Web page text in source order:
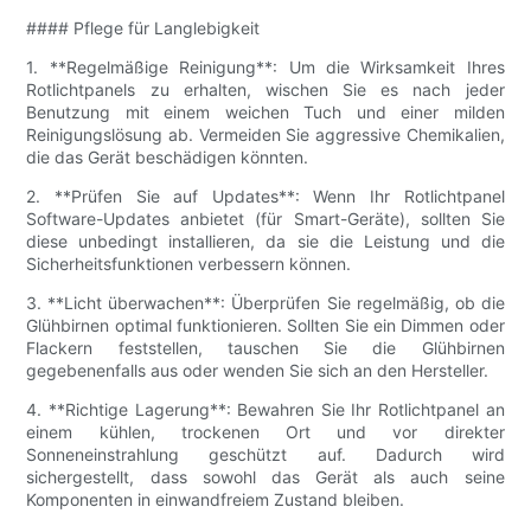
#### Pflege für Langlebigkeit
1. **Regelmäßige Reinigung**: Um die Wirksamkeit Ihres
Rotlichtpanels zu erhalten, wischen Sie es nach jeder
Benutzung mit einem weichen Tuch und einer milden
Reinigungslösung ab. Vermeiden Sie aggressive Chemikalien,
die das Gerät beschädigen könnten.
2. **Prüfen Sie auf Updates**: Wenn Ihr Rotlichtpanel
Software-Updates anbietet (für Smart-Geräte), sollten Sie
diese unbedingt installieren, da sie die Leistung und die
Sicherheitsfunktionen verbessern können.
3. **Licht überwachen**: Überprüfen Sie regelmäßig, ob die
Glühbirnen optimal funktionieren. Sollten Sie ein Dimmen oder
Flackern feststellen, tauschen Sie die Glühbirnen
gegebenenfalls aus oder wenden Sie sich an den Hersteller.
4. **Richtige Lagerung**: Bewahren Sie Ihr Rotlichtpanel an
einem kühlen, trockenen Ort und vor direkter
Sonneneinstrahlung geschützt auf. Dadurch wird
sichergestellt, dass sowohl das Gerät als auch seine
Komponenten in einwandfreiem Zustand bleiben.